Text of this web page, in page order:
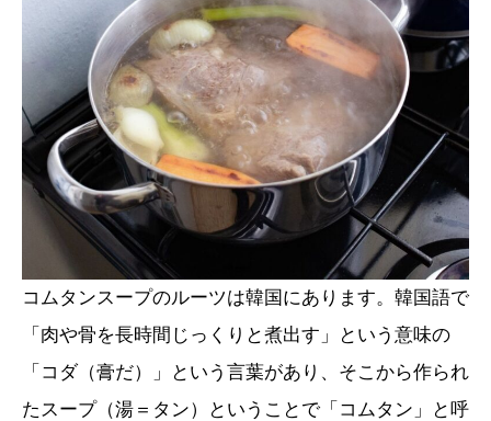
コムタンスープのルーツは韓国にあります。韓国語で
「肉や骨を長時間じっくりと煮出す」という意味の
「コダ（膏だ）」という言葉があり、そこから作られ
たスープ（湯＝タン）ということで「コムタン」と呼